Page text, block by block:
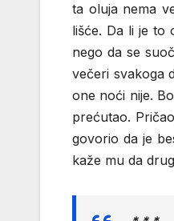
ta oluja nema
lišće. Da li je to
nego da se
večeri svakoga
one noći nije.
prećutao.
govorio da je
kaže mu da